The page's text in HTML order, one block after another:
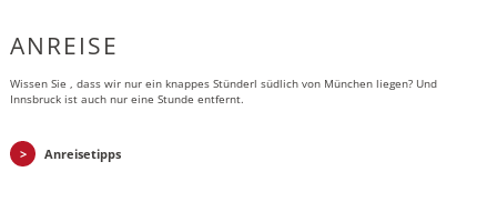
ANREISE
Wissen Sie , dass wir nur ein knappes Stünderl südlich von München liegen? Und
Innsbruck ist auch nur eine Stunde entfernt.
Anreisetipps